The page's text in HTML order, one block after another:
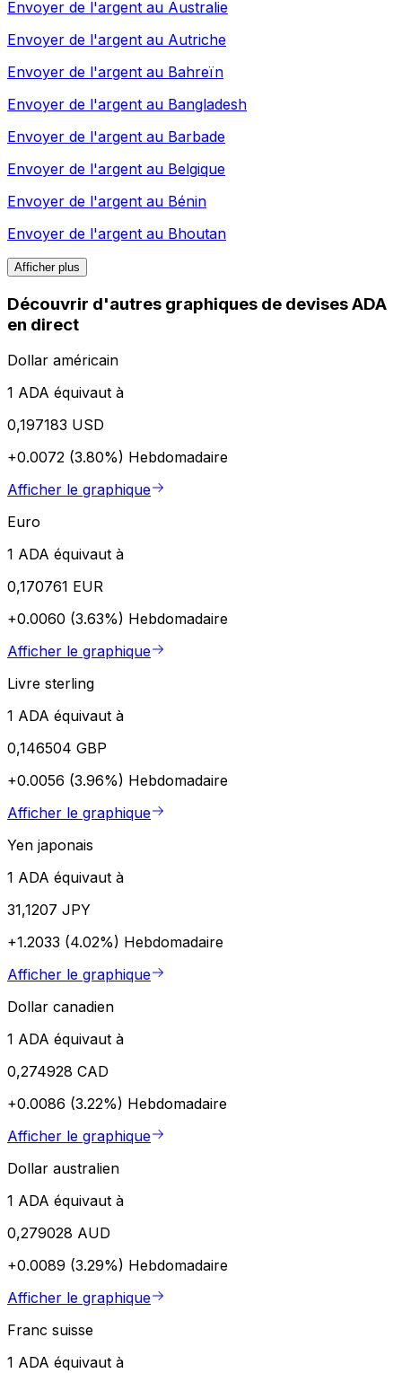
Envoyer de l'argent au Australie
Envoyer de l'argent au Autriche
Envoyer de l'argent au Bahreïn
Envoyer de l'argent au Bangladesh
Envoyer de l'argent au Barbade
Envoyer de l'argent au Belgique
Envoyer de l'argent au Bénin
Envoyer de l'argent au Bhoutan
Afficher plus
Découvrir d'autres graphiques de devises ADA
en direct
Dollar américain
1 ADA équivaut à
0,197183 USD
+0.0072 (3.80%) Hebdomadaire
Afficher le graphique
Euro
1 ADA équivaut à
0,170761 EUR
+0.0060 (3.63%) Hebdomadaire
Afficher le graphique
Livre sterling
1 ADA équivaut à
0,146504 GBP
+0.0056 (3.96%) Hebdomadaire
Afficher le graphique
Yen japonais
1 ADA équivaut à
31,1207 JPY
+1.2033 (4.02%) Hebdomadaire
Afficher le graphique
Dollar canadien
1 ADA équivaut à
0,274928 CAD
+0.0086 (3.22%) Hebdomadaire
Afficher le graphique
Dollar australien
1 ADA équivaut à
0,279028 AUD
+0.0089 (3.29%) Hebdomadaire
Afficher le graphique
Franc suisse
1 ADA équivaut à